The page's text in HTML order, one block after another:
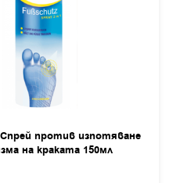
против изпотяване
на краката 150мл